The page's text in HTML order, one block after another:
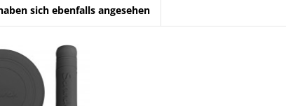
sich ebenfalls angesehen